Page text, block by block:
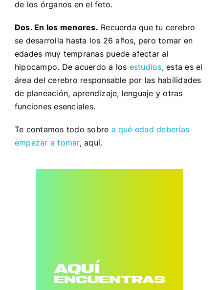
de los órganos en el feto.
Dos. En los menores. Recuerda que tu cerebro
se desarrolla hasta los 26 años, pero tomar en
edades muy tempranas puede afectar al
hipocampo. De acuerdo a los estudios, esta es el
área del cerebro responsable por las habilidades
de planeación, aprendizaje, lenguaje y otras
funciones esenciales.
Te contamos todo sobre a qué edad deberías
empezar a tomar, aquí.